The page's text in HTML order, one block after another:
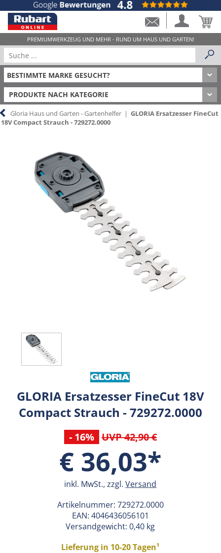
PRODUKTE NACH KATEGORIE
Gloria Haus und Garten - Gartenhelfer |GLORIA Ersatzesser FineCut
18V Compact Strauch - 729272.0000
GLORIA Ersatzesser FineCut 18V
Compact Strauch - 729272.0000
- 16% UVP 42,90 €
€ 36,03*
inkl. MwSt., zzgl.Versand
Artikelnummer: 729272.0000
EAN: 4046436056101
Versandgewicht: 0,40 kg
Lieferung in 10-20 Tagen¹